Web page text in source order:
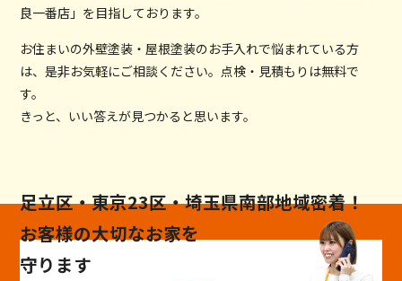
良一番店」を目指しております。
お住まいの外壁塗装・屋根塗装のお手入れで悩まれている方
は、是非お気軽にご相談ください。点検・見積もりは無料で
す。
きっと、いい答えが見つかると思います。
足立区・東京23区・埼玉県南部地域密着！
お客様の大切なお家を
守ります